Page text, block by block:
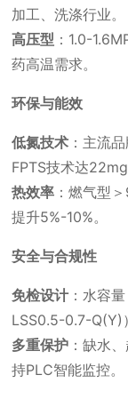
加工、洗涤行业。
高压型 ：1.0-
药高温需求。
环保与能效
低氮技术 ：主流
FPTS技术达
热效率 ：燃气型
提升5%-10%。
安全与合规性
免检设计 ：水容
LSS0.5-0.7-Q(Y)
多重保护 ：缺水
持PLC智能监控。